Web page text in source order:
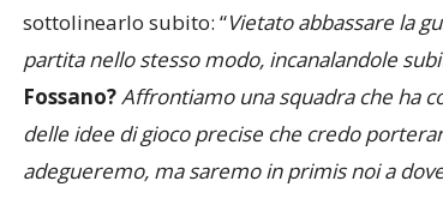
sottolinearlo subito: “Vietato abbassare la
partita nello stesso modo, incanalandole
Fossano?Affrontiamo una squadra che ha
delle idee di gioco precise che credo
adegueremo, ma saremo in primis noi a